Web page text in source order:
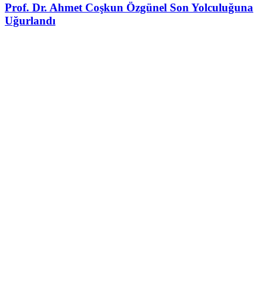
Prof. Dr. Ahmet Coşkun Özgünel Son Yolculuğuna
Uğurlandı